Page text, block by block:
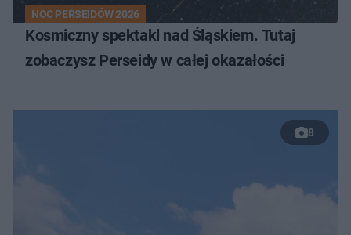
NOC PERSEIDÓW 2026
Kosmiczny spektakl nad Śląskiem. Tutaj
zobaczysz Perseidy w całej okazałości
8